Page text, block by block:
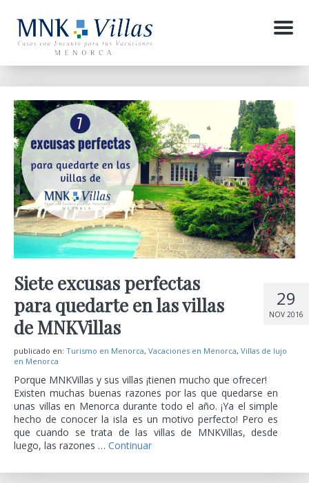
Menu
29
NOV 2016
Siete excusas perfectas
para quedarte en las villas
de MNKVillas
publicado en: Turismo en Menorca, Vacaciones en Menorca, Villas de lujo
en Menorca
Porque MNKVillas y sus villas ¡tienen mucho que ofrecer!
Existen muchas buenas razones por las que quedarse en
unas villas en Menorca durante todo el año. ¡Ya el simple
hecho de conocer la isla es un motivo perfecto! Pero es
que cuando se trata de las villas de MNKVillas, desde
luego, las razones … Continuar